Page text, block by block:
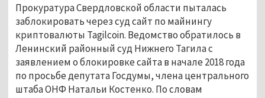
Прокуратура Свердловской области пыталась
заблокировать через суд сайт по майнингу
криптовалюты Tagilcoin. Ведомство обратилось в
Ленинский районный суд Нижнего Тагила с
заявлением о блокировке сайта в начале 2018 года
по просьбе депутата Госдумы, члена центрального
штаба ОНФ Натальи Костенко. По словам